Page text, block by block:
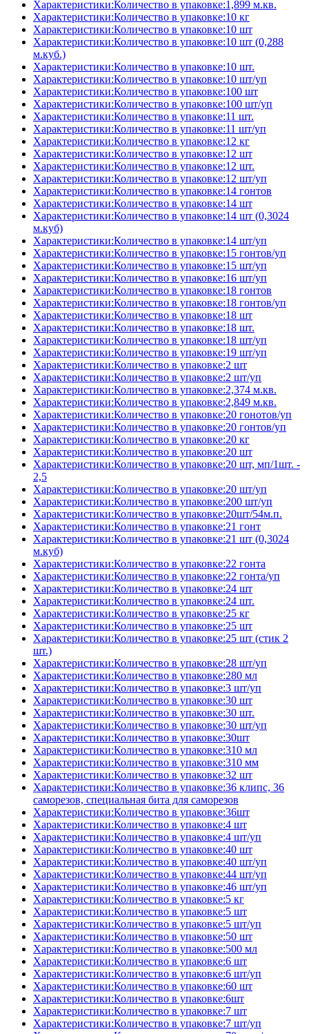
Характеристики:Количество в упаковке:1,899 м.кв.
Характеристики:Количество в упаковке:10 кг
Характеристики:Количество в упаковке:10 шт
Характеристики:Количество в упаковке:10 шт (0,288
м.куб.)
Характеристики:Количество в упаковке:10 шт.
Характеристики:Количество в упаковке:10 шт/уп
Характеристики:Количество в упаковке:100 шт
Характеристики:Количество в упаковке:100 шт/уп
Характеристики:Количество в упаковке:11 шт.
Характеристики:Количество в упаковке:11 шт/уп
Характеристики:Количество в упаковке:12 кг
Характеристики:Количество в упаковке:12 шт
Характеристики:Количество в упаковке:12 шт.
Характеристики:Количество в упаковке:12 шт/уп
Характеристики:Количество в упаковке:14 гонтов
Характеристики:Количество в упаковке:14 шт
Характеристики:Количество в упаковке:14 шт (0,3024
м.куб)
Характеристики:Количество в упаковке:14 шт/уп
Характеристики:Количество в упаковке:15 гонтов/уп
Характеристики:Количество в упаковке:15 шт/уп
Характеристики:Количество в упаковке:16 шт/уп
Характеристики:Количество в упаковке:18 гонтов
Характеристики:Количество в упаковке:18 гонтов/уп
Характеристики:Количество в упаковке:18 шт
Характеристики:Количество в упаковке:18 шт.
Характеристики:Количество в упаковке:18 шт/уп
Характеристики:Количество в упаковке:19 шт/уп
Характеристики:Количество в упаковке:2 шт
Характеристики:Количество в упаковке:2 шт/уп
Характеристики:Количество в упаковке:2,374 м.кв.
Характеристики:Количество в упаковке:2,849 м.кв.
Характеристики:Количество в упаковке:20 гонотов/уп
Характеристики:Количество в упаковке:20 гонтов/уп
Характеристики:Количество в упаковке:20 кг
Характеристики:Количество в упаковке:20 шт
Характеристики:Количество в упаковке:20 шт, мп/1шт. -
2,5
Характеристики:Количество в упаковке:20 шт/уп
Характеристики:Количество в упаковке:200 шт/уп
Характеристики:Количество в упаковке:20шт/54м.п.
Характеристики:Количество в упаковке:21 гонт
Характеристики:Количество в упаковке:21 шт (0,3024
м.куб)
Характеристики:Количество в упаковке:22 гонта
Характеристики:Количество в упаковке:22 гонта/уп
Характеристики:Количество в упаковке:24 шт
Характеристики:Количество в упаковке:24 шт.
Характеристики:Количество в упаковке:25 кг
Характеристики:Количество в упаковке:25 шт
Характеристики:Количество в упаковке:25 шт (стик 2
шт.)
Характеристики:Количество в упаковке:28 шт/уп
Характеристики:Количество в упаковке:280 мл
Характеристики:Количество в упаковке:3 шт/уп
Характеристики:Количество в упаковке:30 шт
Характеристики:Количество в упаковке:30 шт.
Характеристики:Количество в упаковке:30 шт/уп
Характеристики:Количество в упаковке:30шт
Характеристики:Количество в упаковке:310 мл
Характеристики:Количество в упаковке:310 мм
Характеристики:Количество в упаковке:32 шт
Характеристики:Количество в упаковке:36 клипс, 36
саморезов, специальная бита для саморезов
Характеристики:Количество в упаковке:36шт
Характеристики:Количество в упаковке:4 шт
Характеристики:Количество в упаковке:4 шт/уп
Характеристики:Количество в упаковке:40 шт
Характеристики:Количество в упаковке:40 шт/уп
Характеристики:Количество в упаковке:44 шт/уп
Характеристики:Количество в упаковке:46 шт/уп
Характеристики:Количество в упаковке:5 кг
Характеристики:Количество в упаковке:5 шт
Характеристики:Количество в упаковке:5 шт/уп
Характеристики:Количество в упаковке:50 шт
Характеристики:Количество в упаковке:500 мл
Характеристики:Количество в упаковке:6 шт
Характеристики:Количество в упаковке:6 шт/уп
Характеристики:Количество в упаковке:60 шт
Характеристики:Количество в упаковке:6шт
Характеристики:Количество в упаковке:7 шт
Характеристики:Количество в упаковке:7 шт/уп